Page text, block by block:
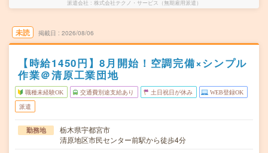
派遣会社 株式会社テクノ・サービス（無期雇用派遣）
未読 掲載日 2026/08/06
【時給1450円】8月開始！空調完備×シンプル
作業＠清原工業団地
職種未経験OK 交通費別途支給あり 土日祝日が休み WEB登録OK
派遣
勤務地
栃木県宇都宮市
清原地区市民センター前駅から徒歩4分